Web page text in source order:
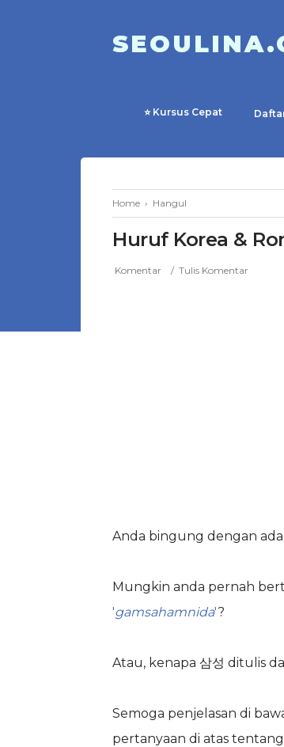
⭐ Kursus Cepat
Home › Hangul
Huruf Korea &
Komentar Tulis Komentar
Anda bingung dengan
Mungkin anda pernah
'gamsahamnida'?
Atau, kenapa 삼성 ditulis
Semoga penjelasan di
pertanyaan di atas